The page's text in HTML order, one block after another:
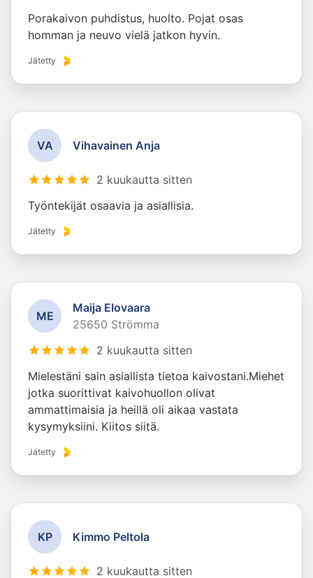
Porakaivon puhdistus, huolto. Pojat osas
homman ja neuvo vielä jatkon hyvin.
Jätetty
VA Vihavainen Anja
2 kuukautta sitten
Työntekijät osaavia ja asiallisia.
Jätetty
ME
Maija Elovaara
25650 Strömma
2 kuukautta sitten
Mielestäni sain asiallista tietoa kaivostani.Miehet
jotka suorittivat kaivohuollon olivat
ammattimaisia ja heillä oli aikaa vastata
kysymyksiini. Kiitos siitä.
Jätetty
KP Kimmo Peltola
2 kuukautta sitten